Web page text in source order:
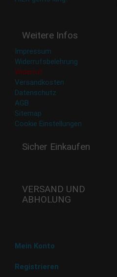
Weitere Infos
Impressum
Widerrufsbelehrung
Widerruf
Versandkosten
Datenschutz
AGB
Sitemap
Cookie Einstellungen
Sicher Einkaufen
VERSAND UND
ABHOLUNG
Versand mit DHL
Mein Konto
Registrieren